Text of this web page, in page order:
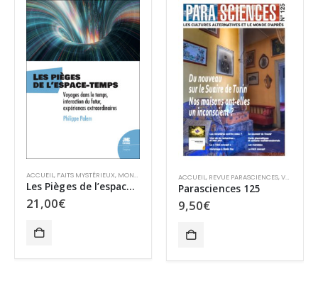
ACCUEIL, FAITS MYSTÉRIEUX, MONDES PARALLÈLES ,MYSTÈRES,OVNIS
Les Pièges de l’espace-temps
21,00€
ACCUEIL, REVUE PARASCIENCES,VENTE AU NUMÉRO
Parasciences 125
9,50€